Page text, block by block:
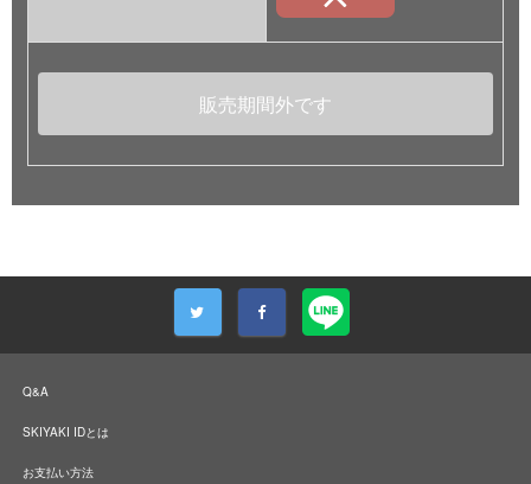
販売期間外です
Q&A
SKIYAKI IDとは
お支払い方法